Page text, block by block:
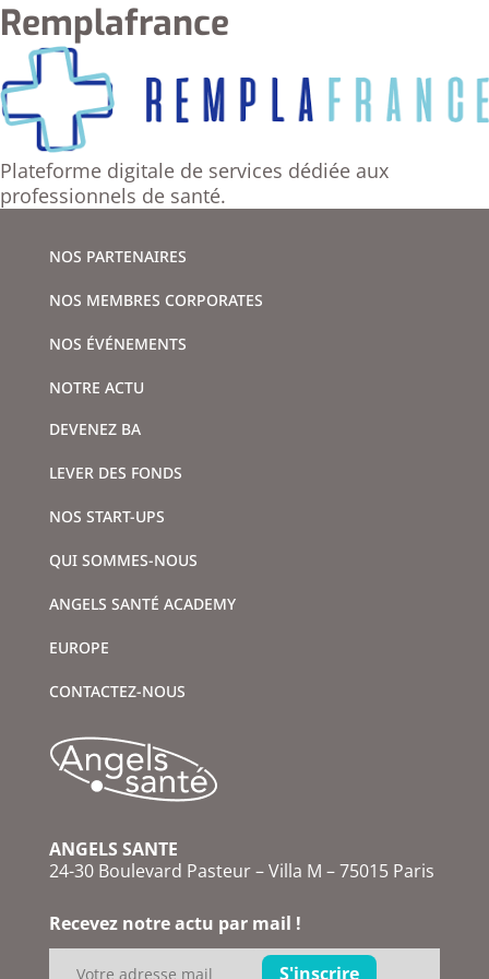
Remplafrance
Plateforme digitale de services dédiée aux
professionnels de santé.
NOS PARTENAIRES
NOS MEMBRES CORPORATES
NOS ÉVÉNEMENTS
NOTRE ACTU
DEVENEZ BA
LEVER DES FONDS
NOS START-UPS
QUI SOMMES-NOUS
ANGELS SANTÉ ACADEMY
EUROPE
CONTACTEZ-NOUS
ANGELS SANTE
24-30 Boulevard Pasteur – Villa M – 75015 Paris
Recevez notre actu par mail !